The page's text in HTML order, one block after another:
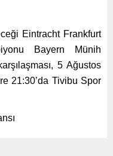
Eintracht Frankfurt
Bayern Münih
5 Ağustos
21:30’da Tivibu Spor